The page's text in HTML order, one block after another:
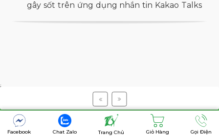
gây sốt trên ứng dụng nhắn tin Kakao Talks
cho ra mắt dòng sản phẩm golf cao cấp
bằng cách sử dụng các nhân vật Kakao
i
Copyright @7golf
Facebook Chat Zalo Trang Chủ Giỏ Hàng Gọi Điện